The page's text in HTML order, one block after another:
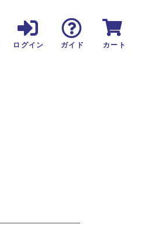
ログイン ガイド カート